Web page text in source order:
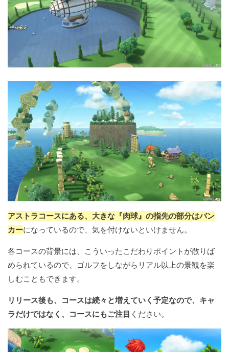
アストラコースにある、大きな『肉球』の指先の部分はバン
カーになっているので、気を付けないといけません。
各コースの背景には、こういったこだわりポイントが散りば
められているので、ゴルフをしながらリアル以上の景観を楽
しむこともできます。
リリース後も、コースは続々と増えていく予定なので、キャ
ラだけではなく、コースにもご注目 ください。